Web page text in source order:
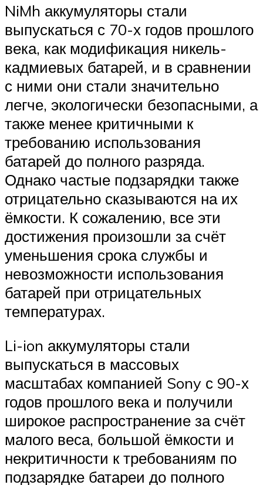
NiMh аккумуляторы стали
выпускаться с 70-х годов прошлого
века, как модификация никель-
кадмиевых батарей, и в сравнении
с ними они стали значительно
легче, экологически безопасными, а
также менее критичными к
требованию использования
батарей до полного разряда.
Однако частые подзарядки также
отрицательно сказываются на их
ёмкости. К сожалению, все эти
достижения произошли за счёт
уменьшения срока службы и
невозможности использования
батарей при отрицательных
температурах.
Li-ion аккумуляторы стали
выпускаться в массовых
масштабах компанией Sony с 90-х
годов прошлого века и получили
широкое распространение за счёт
малого веса, большой ёмкости и
некритичности к требованиям по
подзарядке батареи до полного